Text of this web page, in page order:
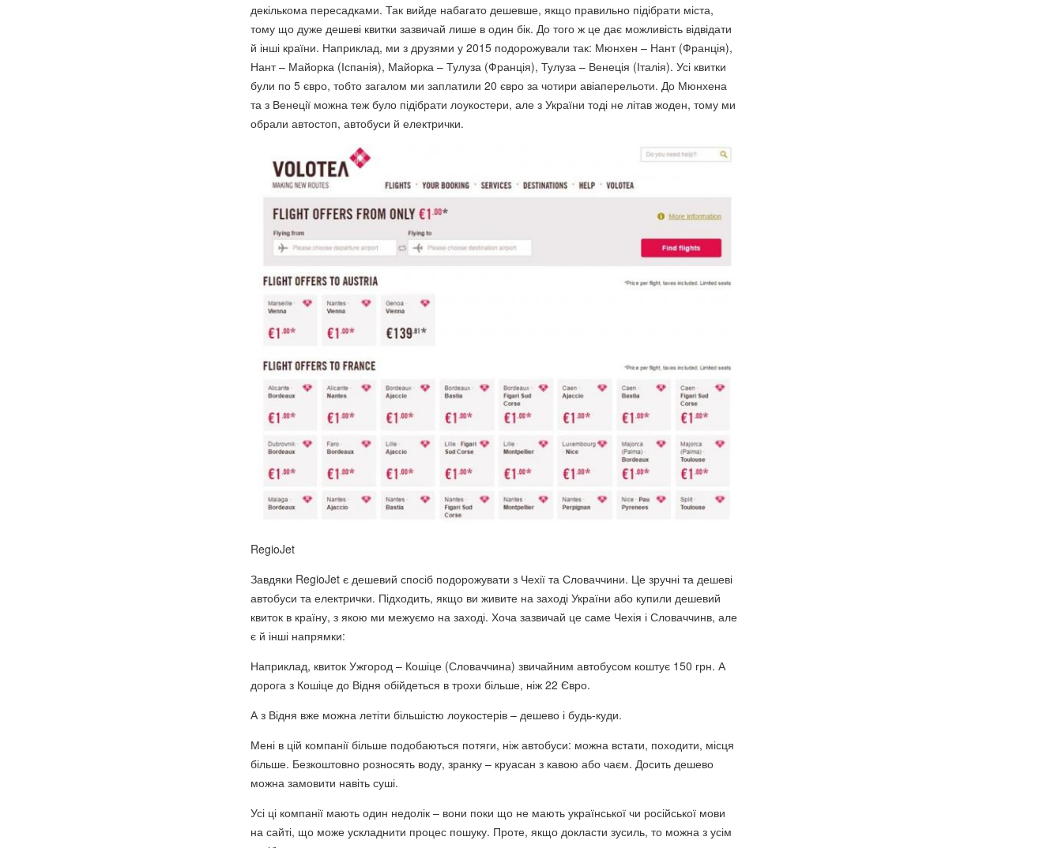
декількома пересадками. Так вийде набагато дешевше, якщо правильно підібрати міста,
тому що дуже дешеві квитки зазвичай лише в один бік. До того ж це дає можливість відвідати
й інші країни. Наприклад, ми з друзями у 2015 подорожували так: Мюнхен – Нант (Франція),
Нант – Майорка (Іспанія), Майорка – Тулуза (Франція), Тулуза – Венеція (Італія). Усі квитки
були по 5 євро, тобто загалом ми заплатили 20 євро за чотири авіаперельоти. До Мюнхена
та з Венеції можна теж було підібрати лоукостери, але з України тоді не літав жоден, тому ми
обрали автостоп, автобуси й електрички.
RegioJet
Завдяки RegioJet є дешевий спосіб подорожувати з Чехії та Словаччини. Це зручні та дешеві
автобуси та електрички. Підходить, якщо ви живите на заході України або купили дешевий
квиток в країну, з якою ми межуємо на заході. Хоча зазвичай це саме Чехія і Словаччинв, але
є й інші напрямки:
Наприклад, квиток Ужгород – Кошіце (Словаччина) звичайним автобусом коштує 150 грн. А
дорога з Кошіце до Відня обійдеться в трохи більше, ніж 22 Євро.
А з Відня вже можна летіти більшістю лоукостерів – дешево і будь-куди.
Мені в цій компанії більше подобаються потяги, ніж автобуси: можна встати, походити, місця
більше. Безкоштовно розносять воду, зранку – круасан з кавою або чаєм. Досить дешево
можна замовити навіть суші.
Усі ці компанії мають один недолік – вони поки що не мають української чи російської мови
на сайті, що може ускладнити процес пошуку. Проте, якщо докласти зусиль, то можна з усім